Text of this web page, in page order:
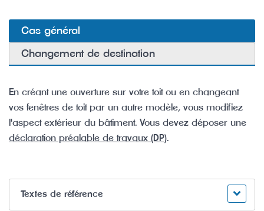
Cas général
Changement de destination
En créant une ouverture sur votre toit ou en changeant
vos fenêtres de toit par un autre modèle, vous modifiez
l'aspect extérieur du bâtiment. Vous devez déposer une
déclaration préalable de travaux (DP).
Textes de référence